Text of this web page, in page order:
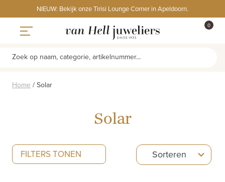
to
content
NIEUW: Bekijk onze Tirisi Lounge Corner in Apeldoorn.
0
Zoek op naam, categorie, artikelnummer...
Home / Solar
Solar
FILTERS TONEN Sorteren
5
results